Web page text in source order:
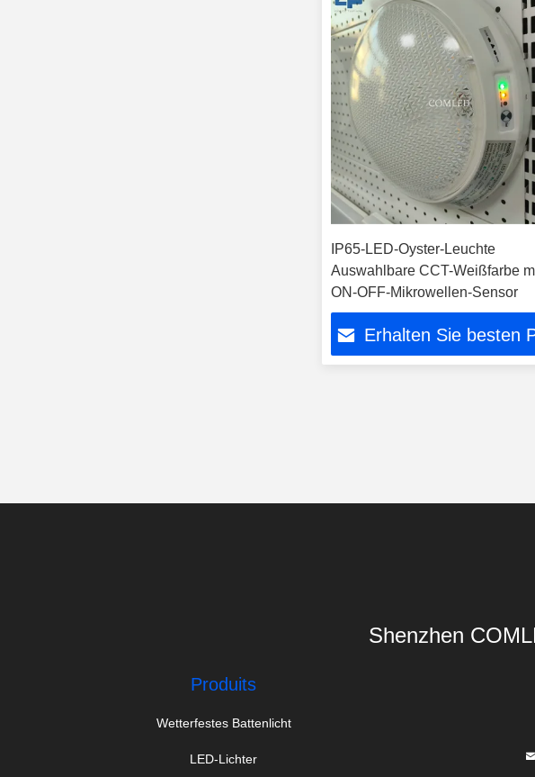
IP65-LED-Oyster-Leuchte
Auswahlbare CCT-Weißfarbe
ON-OFF-Mikrowellen-Sensor
Erhalten Sie besten
Shenzhen
Produits
Wetterfestes Battenlicht
LED-Lichter